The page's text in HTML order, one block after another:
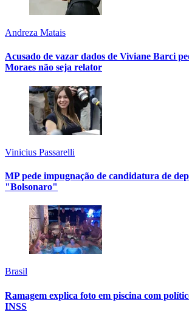
Andreza Matais
Acusado de vazar dados de Viviane Barci
Moraes não seja relator
Vinicius Passarelli
MP pede impugnação de candidatura de
"Bolsonaro"
Brasil
Ramagem explica foto em piscina com
INSS